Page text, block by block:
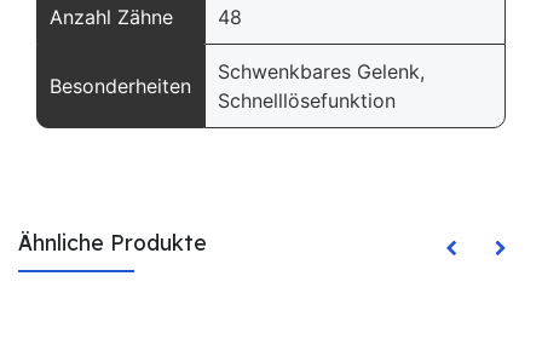
Anzahl Zähne 48
Besonderheiten
Schwenkbares Gelenk,
Schnelllösefunktion
Ähnliche Produkte